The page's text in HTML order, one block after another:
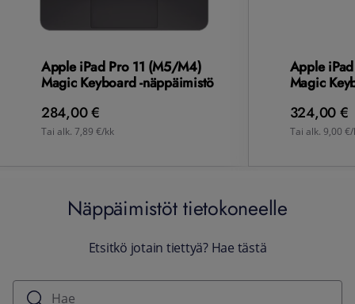
Apple iPad Pro 11 (M5/M4)
Magic Keyboard -näppäimistö
284,00 €
Tai alk. 7,89 €/kk
Apple
Magic
324,00 €
Tai alk. 9,00 €/
Näppäimistöt tietokoneelle
Etsitkö jotain tiettyä? Hae tästä